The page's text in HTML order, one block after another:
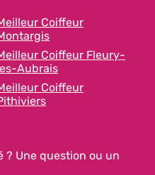
Coiffeur
Coiffeur Fleury-
Aubrais
Coiffeur
? Une question ou un